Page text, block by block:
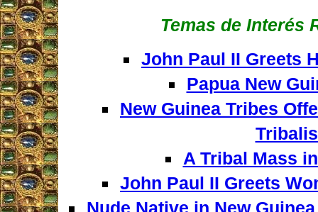
Temas de Interés
John Paul II Greets
Papua New
New Guinea Tribes
A Tribal Mass
John Paul II Greets